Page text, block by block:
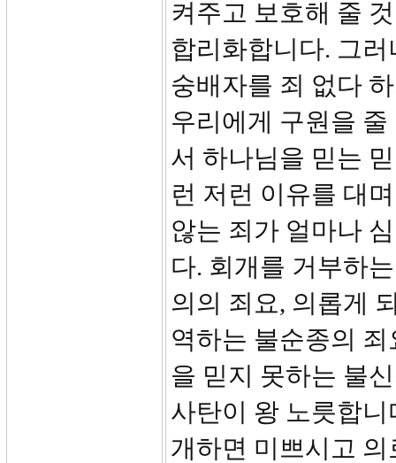
켜주고 보호해 줄
합리화합니다. 그
숭배자를 죄 없다
우리에게 구원을
서 하나님을 믿는
런 저런 이유를 대
않는 죄가 얼마나
다. 회개를 거부하
의의 죄요, 의롭게
역하는 불순종의
을 믿지 못하는 불
사탄이 왕 노릇합
개하면 미쁘시고